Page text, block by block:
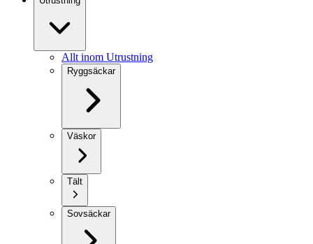
Allt inom Utrustning
Ryggsäckar
Väskor
Tält
Sovsäckar